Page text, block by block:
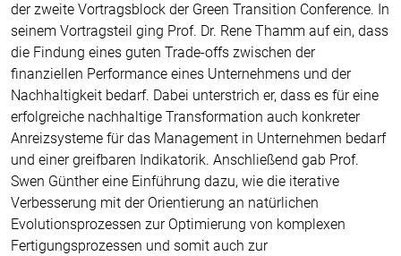
der zweite Vortragsblock der Green Transition Conference. In
seinem Vortragsteil ging Prof. Dr. Rene Thamm auf ein, dass
die Findung eines guten Trade-offs zwischen der
finanziellen Performance eines Unternehmens und der
Nachhaltigkeit bedarf. Dabei unterstrich er, dass es für eine
erfolgreiche nachhaltige Transformation auch konkreter
Anreizsysteme für das Management in Unternehmen bedarf
und einer greifbaren Indikatorik. Anschließend gab Prof.
Swen Günther eine Einführung dazu, wie die iterative
Verbesserung mit der Orientierung an natürlichen
Evolutionsprozessen zur Optimierung von komplexen
Fertigungsprozessen und somit auch zur